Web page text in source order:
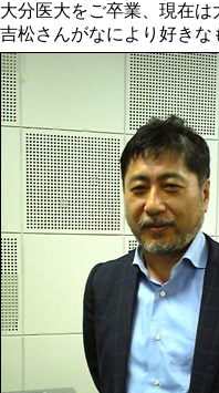
大分医大をご卒業、現在は
吉松さんがなにより好き